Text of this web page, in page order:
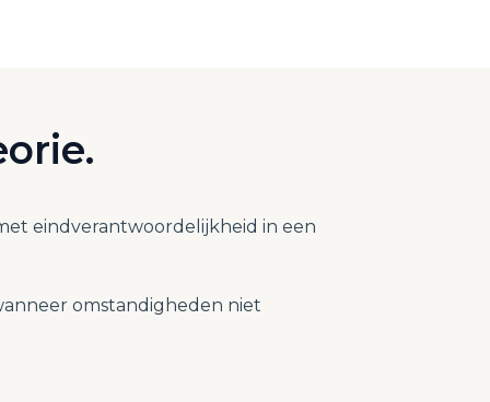
eindverantwoordelijkheid in een
omstandigheden niet